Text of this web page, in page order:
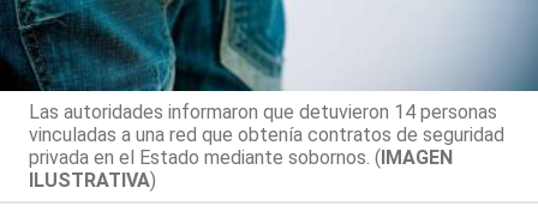
Las autoridades informaron que detuvieron 14 personas
vinculadas a una red que obtenía contratos de seguridad
privada en el Estado mediante sobornos. (IMAGEN
ILUSTRATIVA)